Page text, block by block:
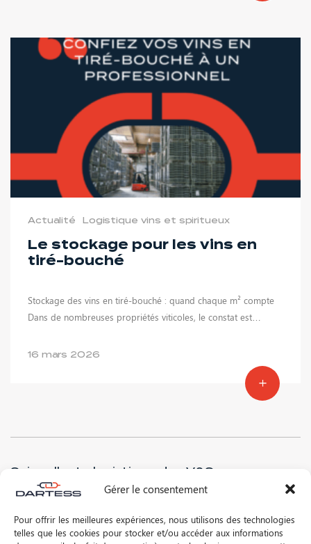
Gérer le consentement
Pour offrir les meilleures expériences, nous utilisons des technologies
telles que les cookies pour stocker et/ou accéder aux informations
Actualité Logistique vins et spiritueux
Le stockage pour les vins en
tiré-bouché
Stockage des vins en tiré-bouché : quand chaque m² compte
Dans de nombreuses propriétés viticoles, le constat est…
16 mars 2026
Suivre l'actu logistique des V&S
* J’ai lu et accepte lapolitique de confidentialitéde ce site